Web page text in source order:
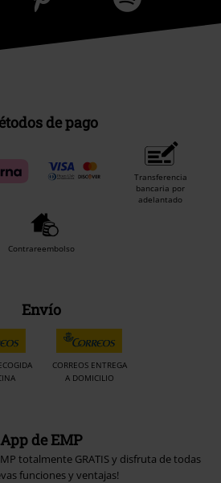
de pago
Transferencia
bancaria por
adelantado
Contrareembolso
Envío
CORREOS ENTREGA
A DOMICILIO
App de EMP
totalmente GRATIS y disfruta de todas
funciones y ventajas!